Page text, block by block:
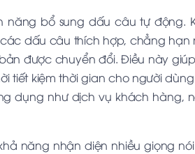
năng bổ sung dấu câu tự động.
dấu câu thích hợp, chẳng hạn
được chuyển đổi. Điều này
tiết kiệm thời gian cho người
dụng như dịch vụ khách hàng,
năng nhận diện nhiều giọng